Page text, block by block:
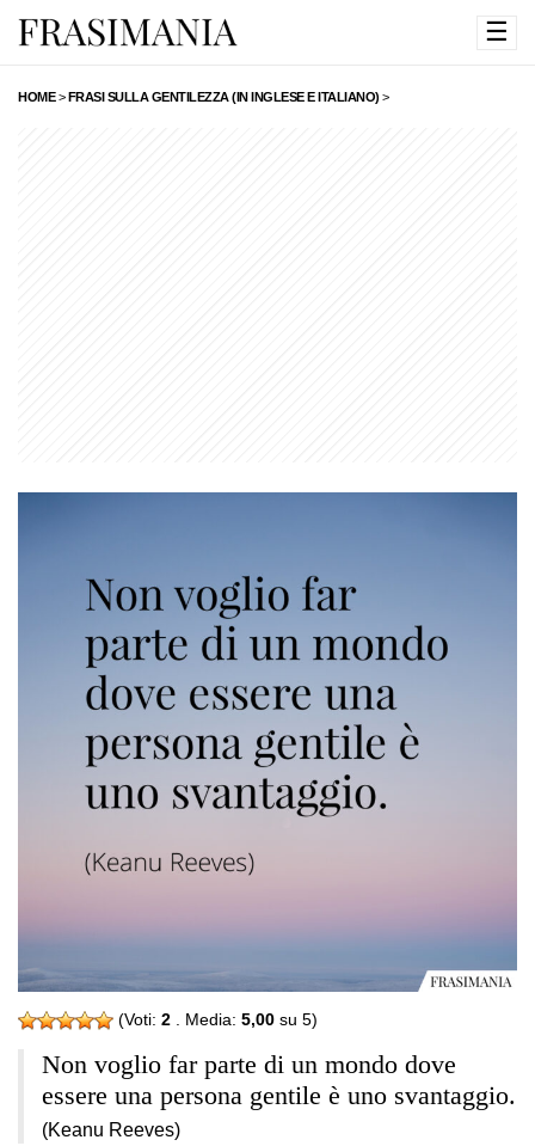
☰
HOME>FRASI SULLA GENTILEZZA (IN INGLESE E ITALIANO) >
(Voti: 2 . Media: 5,00 su 5)
Non voglio far parte di un mondo dove
essere una persona gentile è uno svantaggio.
(Keanu Reeves)